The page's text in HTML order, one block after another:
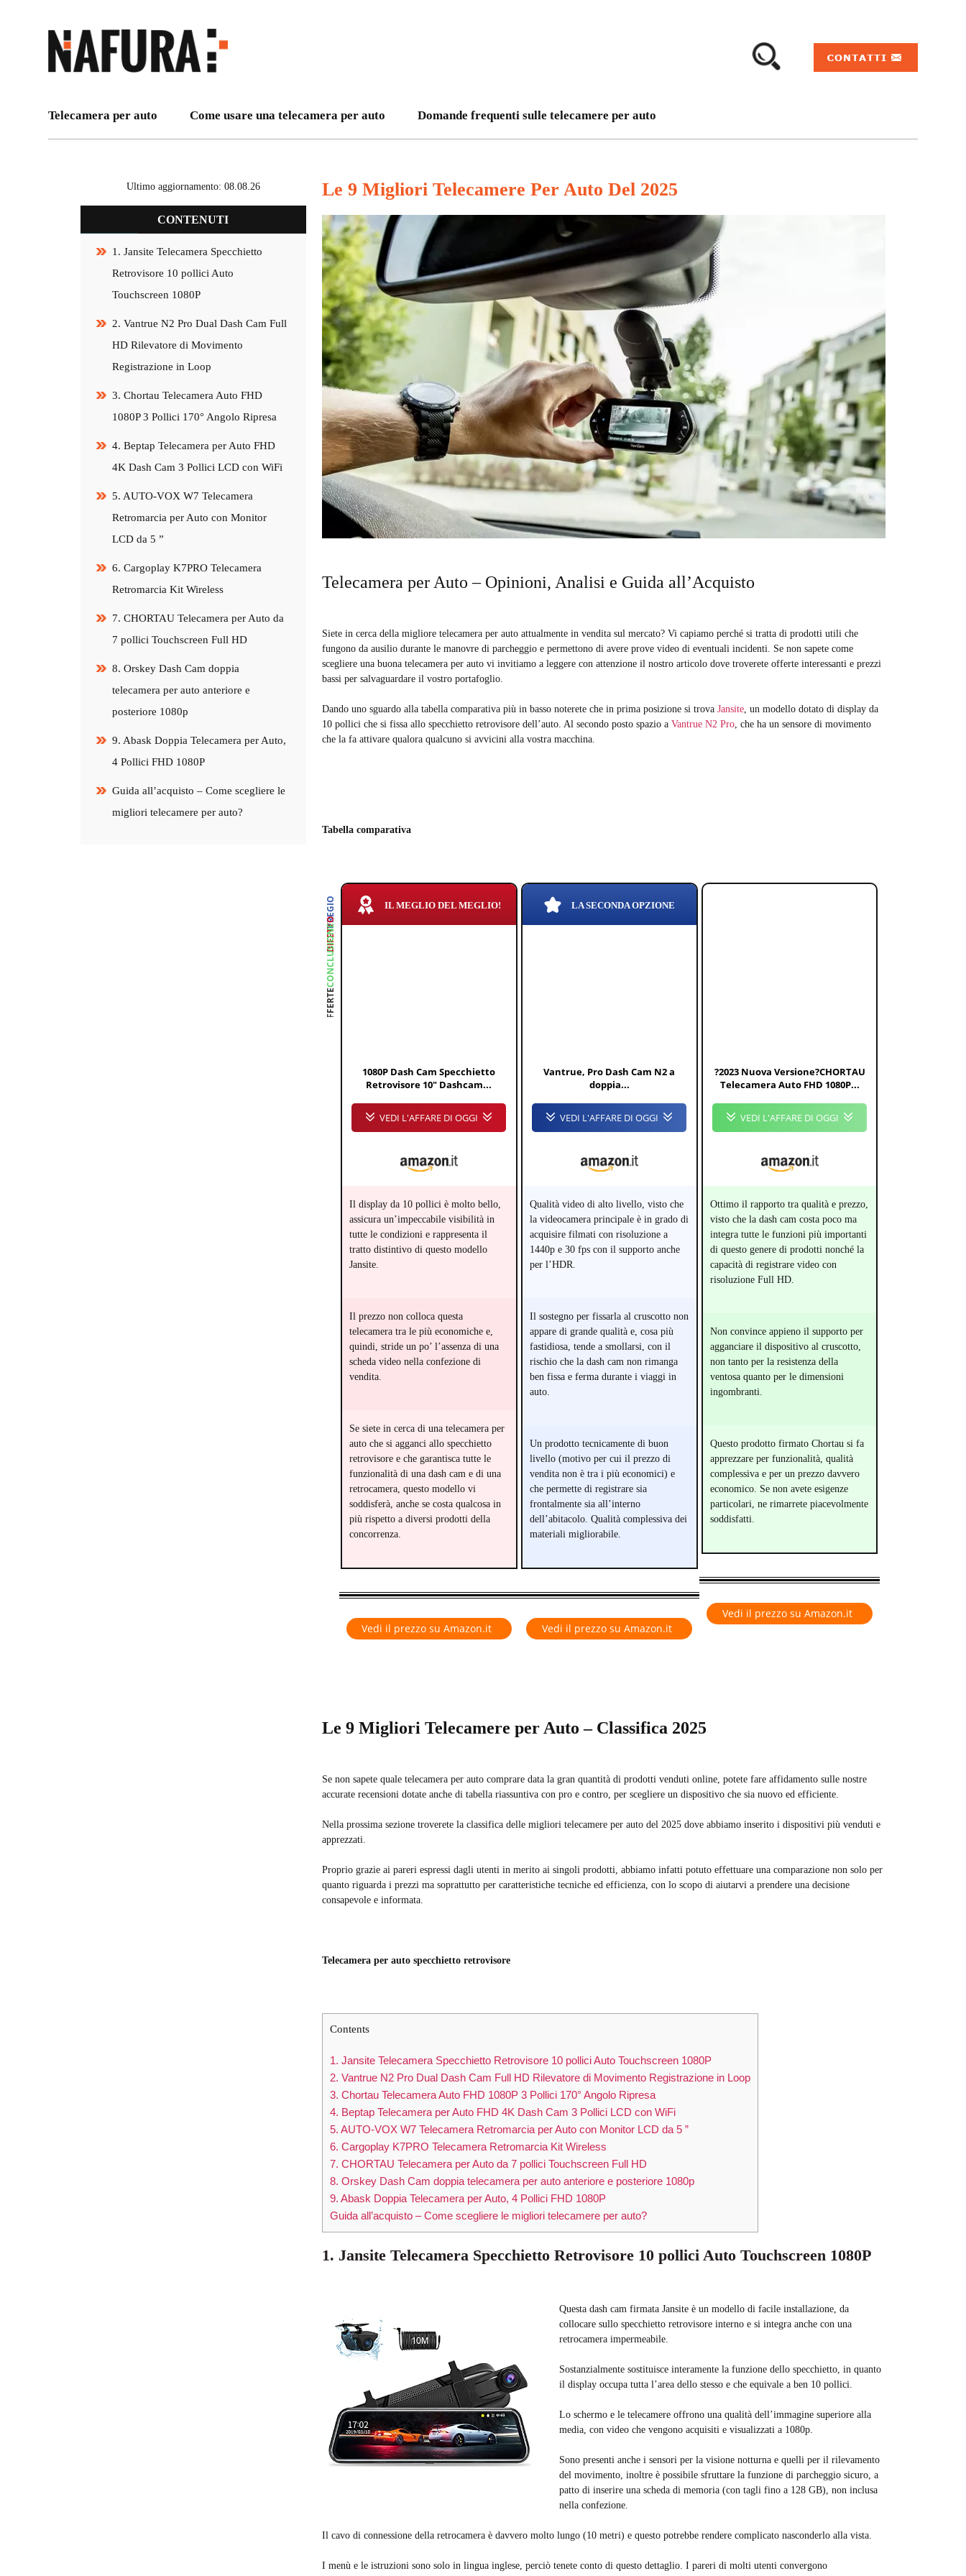
Telecamera per auto Come usare una telecamera per auto Domande frequenti sulle telecamere per auto
Ultimo aggiornamento: 08.08.26
CONTENUTI
1. Jansite Telecamera Specchietto
Retrovisore 10 pollici Auto
Touchscreen 1080P
2. Vantrue N2 Pro Dual Dash Cam Full
HD Rilevatore di Movimento
Registrazione in Loop
3. Chortau Telecamera Auto FHD
1080P 3 Pollici 170° Angolo Ripresa
4. Beptap Telecamera per Auto FHD
4K Dash Cam 3 Pollici LCD con WiFi
5. AUTO-VOX W7 Telecamera
Retromarcia per Auto con Monitor
LCD da 5 ”
6. Cargoplay K7PRO Telecamera
Retromarcia Kit Wireless
7. CHORTAU Telecamera per Auto da
7 pollici Touchscreen Full HD
8. Orskey Dash Cam doppia
telecamera per auto anteriore e
posteriore 1080p
9. Abask Doppia Telecamera per Auto,
4 Pollici FHD 1080P
Guida all’acquisto – Come scegliere le
migliori telecamere per auto?
Le 9 Migliori Telecamere Per Auto Del 2025
Telecamera per Auto – Opinioni, Analisi e Guida all’Acquisto
Siete in cerca della migliore telecamera per auto attualmente in vendita sul mercato? Vi capiamo perché si tratta di prodotti utili che
fungono da ausilio durante le manovre di parcheggio e permettono di avere prove video di eventuali incidenti. Se non sapete come
scegliere una buona telecamera per auto vi invitiamo a leggere con attenzione il nostro articolo dove troverete offerte interessanti e prezzi
bassi per salvaguardare il vostro portafoglio.
Dando uno sguardo alla tabella comparativa più in basso noterete che in prima posizione si trovaJansite, un modello dotato di display da
10 pollici che si fissa allo specchietto retrovisore dell’auto. Al secondo posto spazio aVantrue N2 Pro, che ha un sensore di movimento
che la fa attivare qualora qualcuno si avvicini alla vostra macchina.
Tabella comparativa
PREGIO
DIFETTO
CONCLUSIONE
OFFERTE
IL MEGLIO DEL MEGLIO!
1080P Dash Cam Specchietto
Retrovisore 10" Dashcam...
VEDI L'AFFARE DI OGGI
Il display da 10 pollici è molto bello,
assicura un’impeccabile visibilità in
tutte le condizioni e rappresenta il
tratto distintivo di questo modello
Jansite.
Il prezzo non colloca questa
telecamera tra le più economiche e,
quindi, stride un po’ l’assenza di una
scheda video nella confezione di
vendita.
Se siete in cerca di una telecamera per
auto che si agganci allo specchietto
retrovisore e che garantisca tutte le
funzionalità di una dash cam e di una
retrocamera, questo modello vi
soddisferà, anche se costa qualcosa in
più rispetto a diversi prodotti della
concorrenza.
Vedi il prezzo su Amazon.it
LA SECONDA OPZIONE
Vantrue, Pro Dash Cam N2 a
doppia...
VEDI L'AFFARE DI OGGI
Qualità video di alto livello, visto che
la videocamera principale è in grado di
acquisire filmati con risoluzione a
1440p e 30 fps con il supporto anche
per l’HDR.
Il sostegno per fissarla al cruscotto non
appare di grande qualità e, cosa più
fastidiosa, tende a smollarsi, con il
rischio che la dash cam non rimanga
ben fissa e ferma durante i viaggi in
auto.
Un prodotto tecnicamente di buon
livello (motivo per cui il prezzo di
vendita non è tra i più economici) e
che permette di registrare sia
frontalmente sia all’interno
dell’abitacolo. Qualità complessiva dei
materiali migliorabile.
Vedi il prezzo su Amazon.it
?2023 Nuova Versione?CHORTAU
Telecamera Auto FHD 1080P...
VEDI L'AFFARE DI OGGI
Ottimo il rapporto tra qualità e prezzo,
visto che la dash cam costa poco ma
integra tutte le funzioni più importanti
di questo genere di prodotti nonché la
capacità di registrare video con
risoluzione Full HD.
Non convince appieno il supporto per
agganciare il dispositivo al cruscotto,
non tanto per la resistenza della
ventosa quanto per le dimensioni
ingombranti.
Questo prodotto firmato Chortau si fa
apprezzare per funzionalità, qualità
complessiva e per un prezzo davvero
economico. Se non avete esigenze
particolari, ne rimarrete piacevolmente
soddisfatti.
Vedi il prezzo su Amazon.it
Le 9 Migliori Telecamere per Auto – Classifica 2025
Se non sapete quale telecamera per auto comprare data la gran quantità di prodotti venduti online, potete fare affidamento sulle nostre
accurate recensioni dotate anche di tabella riassuntiva con pro e contro, per scegliere un dispositivo che sia nuovo ed efficiente.
Nella prossima sezione troverete la classifica delle migliori telecamere per auto del 2025 dove abbiamo inserito i dispositivi più venduti e
apprezzati.
Proprio grazie ai pareri espressi dagli utenti in merito ai singoli prodotti, abbiamo infatti potuto effettuare una comparazione non solo per
quanto riguarda i prezzi ma soprattutto per caratteristiche tecniche ed efficienza, con lo scopo di aiutarvi a prendere una decisione
consapevole e informata.
Telecamera per autospecchietto retrovisore
Contents
1. Jansite Telecamera Specchietto Retrovisore 10 pollici Auto Touchscreen 1080P
2. Vantrue N2 Pro Dual Dash Cam Full HD Rilevatore di Movimento Registrazione in Loop
3. Chortau Telecamera Auto FHD 1080P 3 Pollici 170° Angolo Ripresa
4. Beptap Telecamera per Auto FHD 4K Dash Cam 3 Pollici LCD con WiFi
5. AUTO-VOX W7 Telecamera Retromarcia per Auto con Monitor LCD da 5 ”
6. Cargoplay K7PRO Telecamera Retromarcia Kit Wireless
7. CHORTAU Telecamera per Auto da 7 pollici Touchscreen Full HD
8. Orskey Dash Cam doppia telecamera per auto anteriore e posteriore 1080p
9. Abask Doppia Telecamera per Auto, 4 Pollici FHD 1080P
Guida all’acquisto – Come scegliere le migliori telecamere per auto?
1. Jansite Telecamera Specchietto Retrovisore 10 pollici Auto Touchscreen 1080P
Questa dash cam firmata Jansite è un modello di facile installazione, da
collocare sullo specchietto retrovisore interno e si integra anche con una
retrocamera impermeabile.
Sostanzialmente sostituisce interamente la funzione dello specchietto, in quanto
il display occupa tutta l’area dello stesso e che equivale a ben 10 pollici.
Lo schermo e le telecamere offrono una qualità dell’immagine superiore alla
media, con video che vengono acquisiti e visualizzati a 1080p.
Sono presenti anche i sensori per la visione notturna e quelli per il rilevamento
del movimento, inoltre è possibile sfruttare la funzione di parcheggio sicuro, a
patto di inserire una scheda di memoria (con tagli fino a 128 GB), non inclusa
nella confezione.
Il cavo di connessione della retrocamera è davvero molto lungo (10 metri) e questo potrebbe rendere complicato nasconderlo alla vista.
I menù e le istruzioni sono solo in lingua inglese, perciò tenete conto di questo dettaglio. I pareri di molti utenti convergono